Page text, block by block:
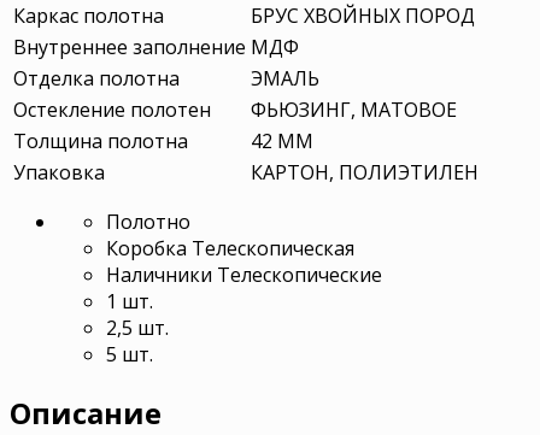
Каркас полотна
БРУС ХВОЙНЫХ ПОРОД
Внутреннее заполнение МДФ
Отделка полотна
ЭМАЛЬ
Остекление полотен
ФЬЮЗИНГ, МАТОВОЕ
Толщина полотна
42 ММ
Упаковка
КАРТОН, ПОЛИЭТИЛЕН
Полотно
Коробка Телескопическая
Наличники Телескопические
1 шт.
2,5 шт.
5 шт.
Описание